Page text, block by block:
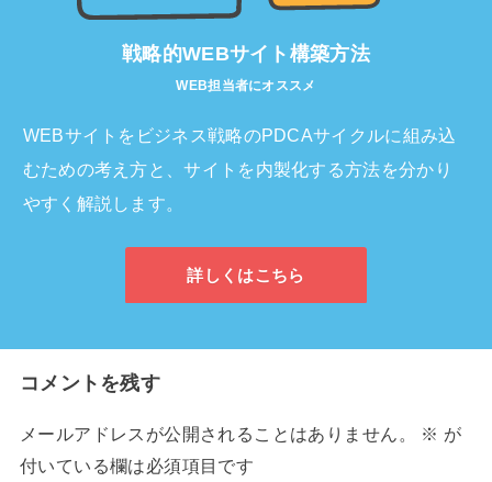
戦略的WEBサイト構築方法
WEB担当者にオススメ
WEBサイトをビジネス戦略のPDCAサイクルに組み込
むための考え方と、サイトを内製化する方法を分かり
やすく解説します。
詳しくはこちら
コメントを残す
メールアドレスが公開されることはありません。 ※ が
付いている欄は必須項目です